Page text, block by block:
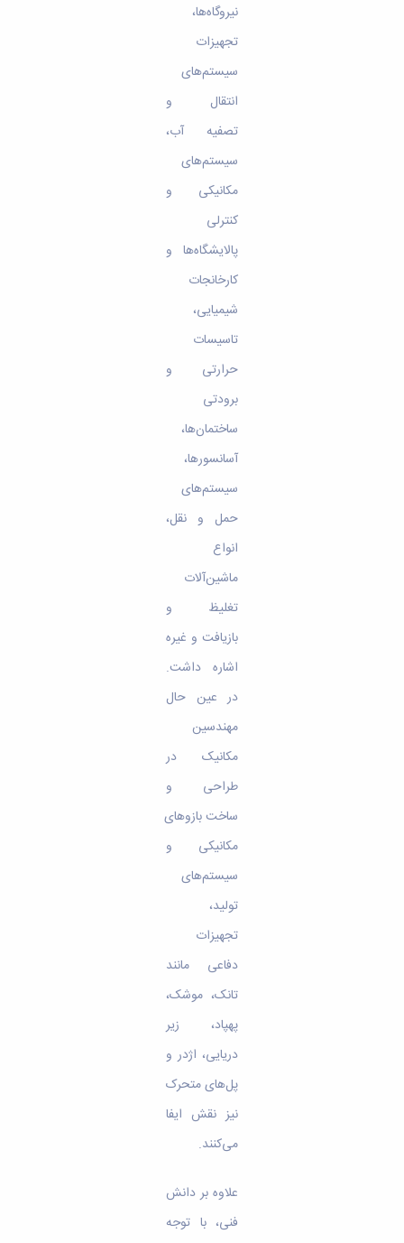
نیروگاه‌ها،
تجهیزات
سیستم‌های
انتقال و
تصفیه آب،
سیستم‌های
مکانیکی و
کنترلی
پالایشگاه‌ها و
کارخانجات
شیمیایی،
تاسیسات
حرارتی و
برودتی
ساختمان‌ها،
آسانسورها،
سیستم‌های
حمل و نقل،
انواع
ماشین‌آلات
تغلیظ و
بازیافت و غیره
اشاره داشت.
در عین حال
مهندسین
مکانیک در
طراحی و
ساخت بازوهای
مکانیکی و
سیستم‌های
تولید،
تجهیزات
دفاعی مانند
تانک، موشک،
پهپاد، زیر
دریایی، اژدر و
پل‌های متحرک
نیز نقش ایفا
می‌کنند.
علاوه بر دانش
فنی، با توجه